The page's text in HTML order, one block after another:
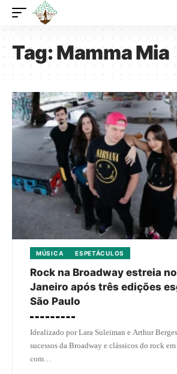
Tag:Mamma Mia
MÚSICA ESPETÁCULOS
Rock na Broadway estreia
Janeiro após três edições
São Paulo
Idealizado por Lara Suleiman e Arthur
sucessos da Broadway e clássicos do rock
com…